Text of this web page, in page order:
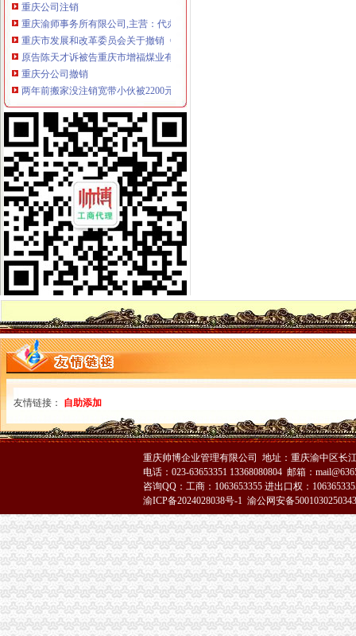
重庆渝师事务所有限公司,主营：代办税务登记,变更,注销等
重庆市发展和改革委员会关于撤销《关于重庆福祥化工有限公司己二
原告陈天才诉被告重庆市增福煤业有限公司五一煤矿（已注销）、重庆
重庆分公司撤销
两年前搬家没注销宽带小伙被2200元账单雷焦了__环球网
[公告]涪陵榨菜：关于注销下属子公司贵州省山盐酸菜有限公司的公
四川九寨沟地震重庆旅游业无损取消3日内订单-滚动-时政频道-中工网
代理注销分公司
江西泛华保险代理南康分公司等10机构代理业务被注销-保险论坛-金融
【办理公司注销十年代理经验简单快捷税务非正常】-海淀北洼路易登网
公司注销_注销公司-【上海注销公司代理服务中心】_专业、诚信
代办注销分公司
【图】代办北京市公司注销,吊销公司注销,税务疑难注销-北京海淀
广州公司注销流程_广州公司注销费用_广州公司简易注销_广州注销公
赣州代办工商注册,公司注册代理,赣州公司注销流程【今日推荐网-
分公司营业执照注销
注销公司营业执照需要多少钱和哪些流程?-知乎
快捷晋江注销公司,价晋江注销公司营业执照—晋江市—快点8分类
呈贡县代办执照注销的公司|代办有限公司营业执照-代办执照_【公司注
重庆注销税务
甘南公司注册_甘南内资公司注册_甘南外资公司注册-甘南易登网
正青禾财务,专业的财务外包服务提供业的财务外包服务提供商常年财
【税务经理/主管,南宏邦汽贸集团招聘】-南赶集网
重庆注销分公司
东方锆业和平分公司被批准注销-财经频道-金融界
太集团（）：拟注销控股子公司上海太重庆太实
三星N719（宽带+手机）电信版手机_三星N719（宽带+手机）怎么样_
中国公布8大新闻敲诈典型案件8名记者被注销记者证_新闻中心_中国网
全许办文件--产品质量监督司
工商动态
全市代理注销分公司区县局信用信息化岗位大练抽考和竞赛正式开考
永川区出台实施品牌战略措施
市重庆注销分公司局高印平副巡视员到渝北局检查指导工作
云局四项措施及早抓好节前食品市代办注销分公司场监管
市重庆注销分公司局召开企业个体工商户代表座谈会
璧山局大路工商所“七七防”分公司营业执照注销杜绝“三”
友情链接： 自助添加
重庆帅博企业管理有限公司 地址：重庆渝中区长
电话：023-63653351 13368080804 邮箱：
咨询QQ：工商：1063653355 进出口权：
渝ICP备2024028038号-1 渝公网安备